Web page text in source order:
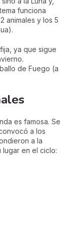
funciona
animales y los 5
ya que sigue
de Fuego (a
es famosa. Se
a los
a la
lugar en el ciclo: